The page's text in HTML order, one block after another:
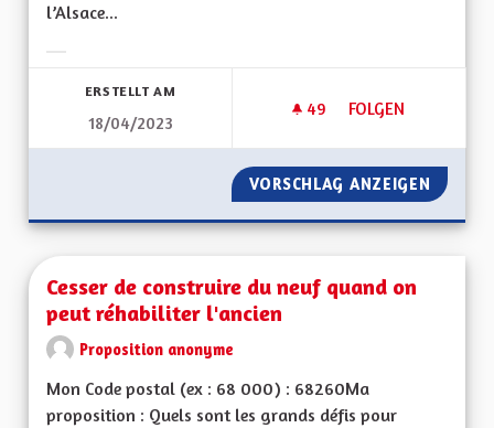
l’Alsace...
ERSTELLT AM
18/04/2023
49 49 FOLLOWER
FOLGEN
BRIGADE VERTE
VORSCHLAG ANZEIGEN
Cesser de construire du neuf quand on
peut réhabiliter l'ancien
Proposition anonyme
Mon Code postal (ex : 68 000) : 68260Ma
proposition : Quels sont les grands défis pour